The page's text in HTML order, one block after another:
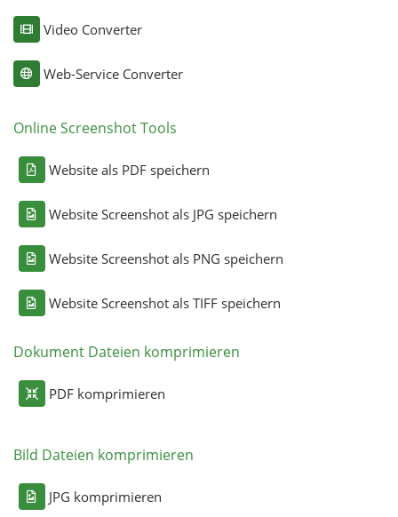
Video Converter
Web-Service Converter
Online Screenshot Tools
Website als PDF speichern
Website Screenshot als JPG speichern
Website Screenshot als PNG speichern
Website Screenshot als TIFF speichern
Dokument Dateien komprimieren
PDF komprimieren
Bild Dateien komprimieren
JPG komprimieren